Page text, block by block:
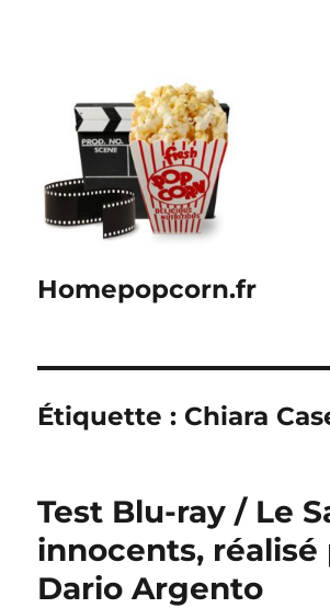
Homepopcorn.fr
Étiquette : Chiara
Test Blu-ray / Le
innocents, réalisé
Dario Argento